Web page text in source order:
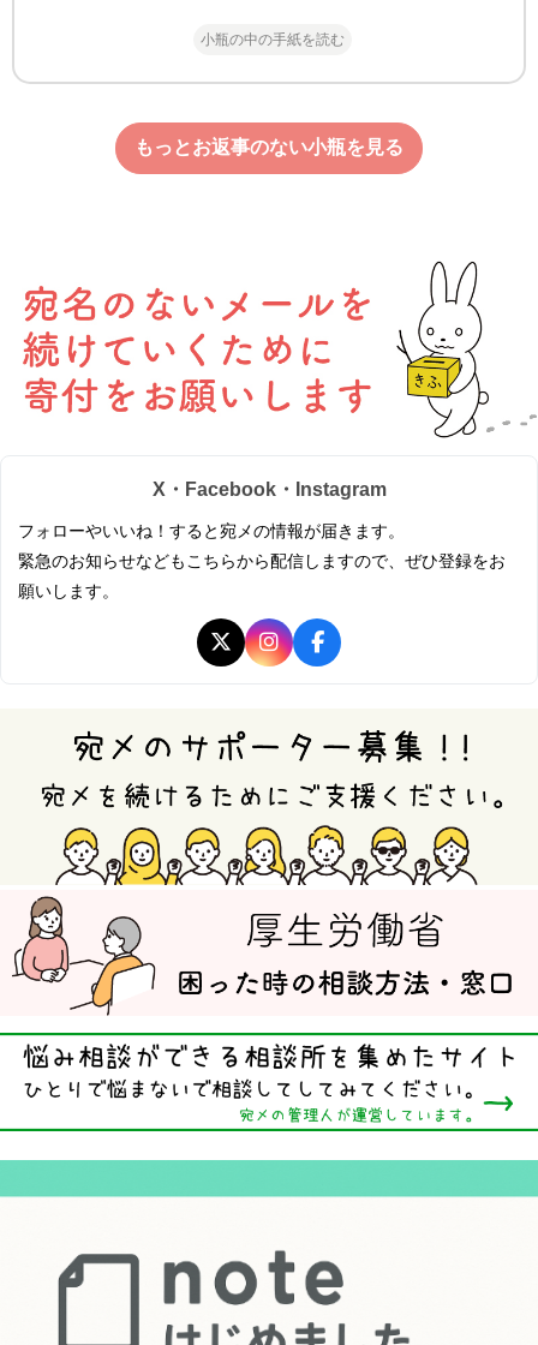
小瓶の中の手紙を読む
もっとお返事のない小瓶を見る
X・Facebook・Instagram
フォローやいいね！すると宛メの情報が届きます。
緊急のお知らせなどもこちらから配信しますので、ぜひ登録をお
願いします。